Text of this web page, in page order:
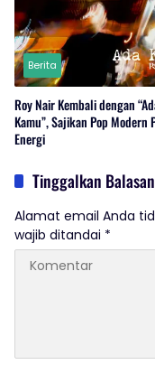
Berita
Roy Nair Kembali dengan
Kamu”, Sajikan Pop Modern
Energi
Tinggalkan Balasan
Alamat email Anda
wajib ditandai *